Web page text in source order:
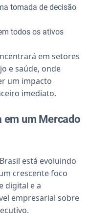
tomada de decisão
todos os ativos
em setores
e saúde, onde
um impacto
imediato.
em um Mercado
está evoluindo
crescente foco
digital e a
empresarial sobre